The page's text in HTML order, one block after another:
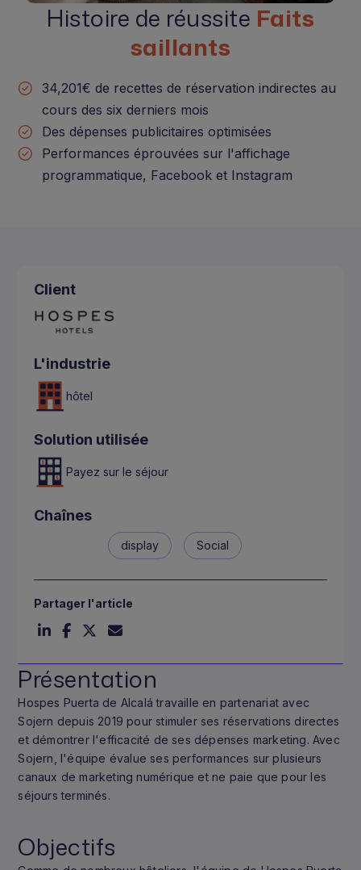
Histoire de réussite Faits
saillants
34,201€ de recettes de réservation indirectes au
cours des six derniers mois
Des dépenses publicitaires optimisées
Performances éprouvées sur l'affichage
programmatique, Facebook et Instagram
Présentation
Hospes Puerta de Alcalá travaille en partenariat avec
Sojern depuis 2019 pour stimuler ses réservations directes
et démontrer l'efficacité de ses dépenses marketing. Avec
Sojern, l'équipe évalue ses performances sur plusieurs
canaux de marketing numérique et ne paie que pour les
séjours terminés.
Objectifs
Client
L'industrie
hôtel
Solution utilisée
Payez sur le séjour
Chaînes
display Social
Partager l'article